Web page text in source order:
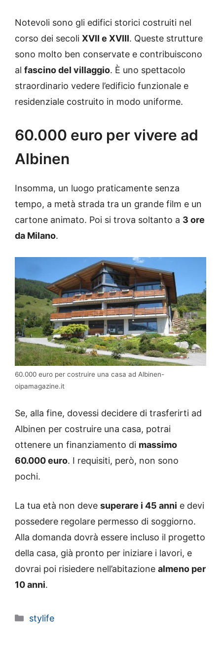
Notevoli sono gli edifici storici costruiti nel
corso dei secoli XVII e XVIII. Queste strutture
sono molto ben conservate e contribuiscono
al fascino del villaggio. È uno spettacolo
straordinario vedere l’edificio funzionale e
residenziale costruito in modo uniforme.
60.000 euro per vivere ad
Albinen
Insomma, un luogo praticamente senza
tempo, a metà strada tra un grande film e un
cartone animato. Poi si trova soltanto a 3 ore
da Milano.
60.000 euro per costruire una casa ad Albinen-
oipamagazine.it
Se, alla fine, dovessi decidere di trasferirti ad
Albinen per costruire una casa, potrai
ottenere un finanziamento di massimo
60.000 euro. I requisiti, però, non sono
pochi.
La tua età non deve superare i 45 anni e devi
possedere regolare permesso di soggiorno.
Alla domanda dovrà essere incluso il progetto
della casa, già pronto per iniziare i lavori, e
dovrai poi risiedere nell’abitazione almeno per
10 anni.
Categorie
stylife